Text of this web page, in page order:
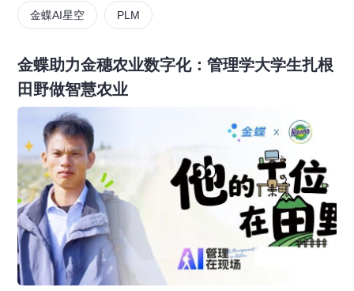
金蝶AI星空 PLM
金蝶助力金穗农业数字化：管理学大学生扎根
田野做智慧农业